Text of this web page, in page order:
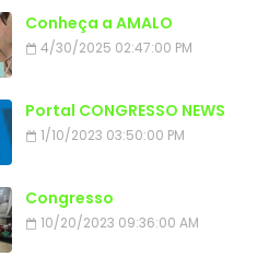
Conheça a AMALO
4/30/2025 02:47:00 PM
Portal CONGRESSO NEWS
1/10/2023 03:50:00 PM
Congresso
10/20/2023 09:36:00 AM